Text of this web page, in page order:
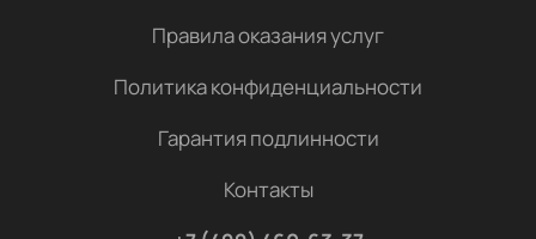
Правила оказания услуг
Политика конфиденциальности
Гарантия подлинности
Контакты